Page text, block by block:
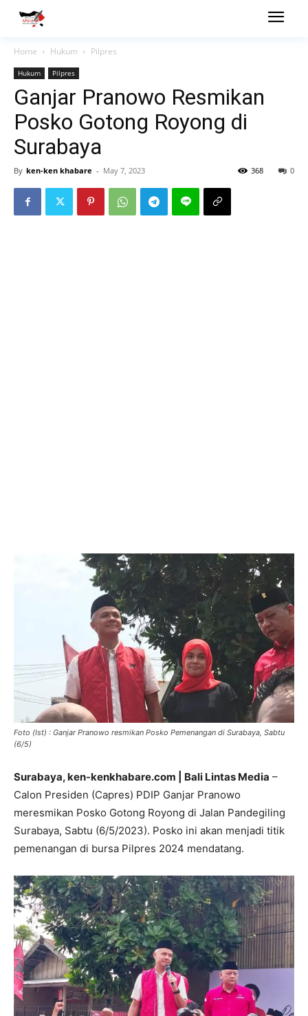
Home Hukum Pilpres
Hukum Pilpres
Ganjar Pranowo Resmikan
Posko Gotong Royong di
Surabaya
By ken-ken khabare - May 7, 2023 0
368
Foto (Ist) : Ganjar Pranowo resmikan Posko Pemenangan di Surabaya, Sabtu
(6/5)
Surabaya, ken-kenkhabare.com | Bali Lintas Media –
Calon Presiden (Capres) PDIP Ganjar Pranowo
meresmikan Posko Gotong Royong di Jalan Pandegiling
Surabaya, Sabtu (6/5/2023). Posko ini akan menjadi titik
pemenangan di bursa Pilpres 2024 mendatang.